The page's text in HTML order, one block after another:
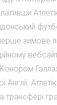
зимове
Конором
Англії.
трансфері